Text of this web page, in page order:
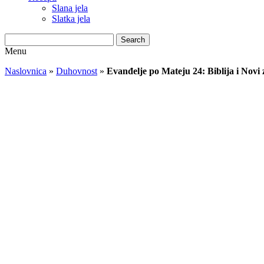
Slana jela
Slatka jela
Search
Menu
Naslovnica » Duhovnost » Evanđelje po Mateju 24: Biblija i Novi